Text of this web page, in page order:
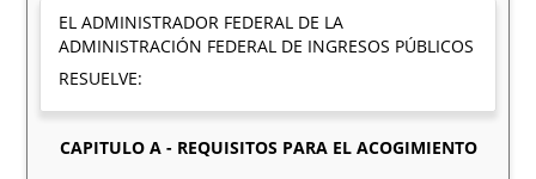
EL ADMINISTRADOR FEDERAL DE LA
ADMINISTRACIÓN FEDERAL DE INGRESOS PÚBLICOS
RESUELVE:
CAPITULO A - REQUISITOS PARA EL ACOGIMIENTO